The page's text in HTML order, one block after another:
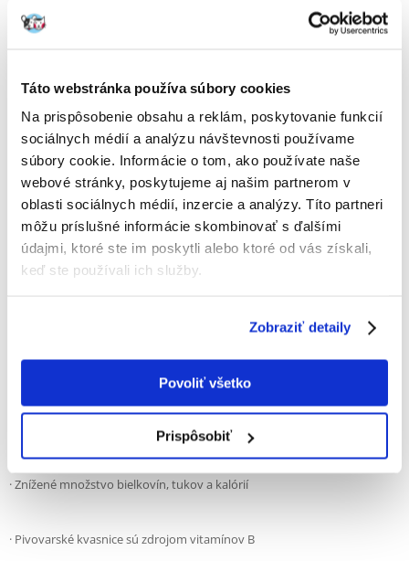
Táto webstránka používa súbory cookies
Na prispôsobenie obsahu a reklám, poskytovanie funkcií
sociálnych médií a analýzu návštevnosti používame
súbory cookie. Informácie o tom, ako používate naše
webové stránky, poskytujeme aj našim partnerom v
oblasti sociálnych médií, inzercie a analýzy. Títo partneri
môžu príslušné informácie skombinovať s ďalšími
údajmi, ktoré ste im poskytli alebo ktoré od vás získali,
keď ste používali ich služby.
Zobraziť detaily
Povoliť všetko
Prispôsobiť
obsahuje len jeden zdroj živočíšnych bielkovín - morku. Eliminačná
strava spočíva v tom, že sa podáva určitý typ mäsa, aby sa zistil a vylúčil
alergénny faktor.
Holistické krmivo je vyvážená strava, ktorá poskytuje všetky potrebné
živiny vo vhodných pomeroch pre správne fungovanie celého tela.
Najdôležitejšie funkcie:
· Jeden zdroj živočíšnych bielkovín
· Znížené množstvo bielkovín, tukov a kalórií
· Pivovarské kvasnice sú zdrojom vitamínov B